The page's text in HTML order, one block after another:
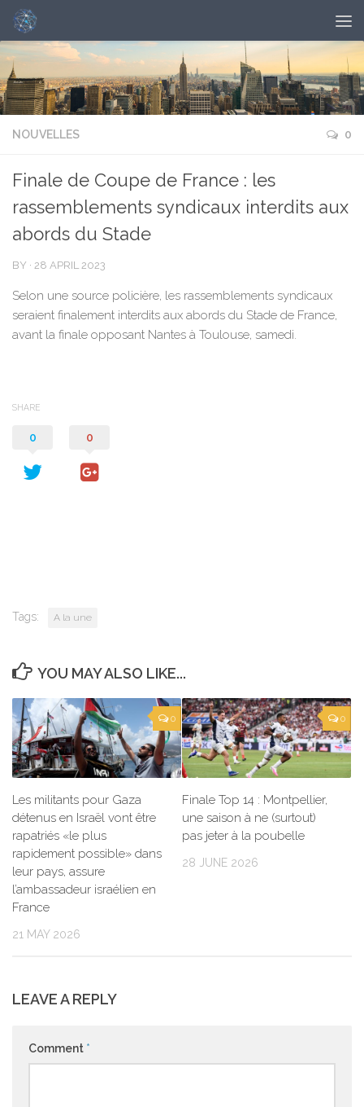
NOUVELLES 0
Finale de Coupe de France : les
rassemblements syndicaux interdits aux
abords du Stade
BY · 28 APRIL 2023
Selon une source policière, les rassemblements syndicaux
seraient finalement interdits aux abords du Stade de France,
avant la finale opposant Nantes à Toulouse, samedi.
SHARE
0 0
Tags: A la une
YOU MAY ALSO LIKE...
0
Les militants pour Gaza
détenus en Israël vont être
rapatriés «le plus
rapidement possible» dans
leur pays, assure
l’ambassadeur israélien en
France
21 MAY 2026
0
Finale Top 14 : Montpellier,
une saison à ne (surtout)
pas jeter à la poubelle
28 JUNE 2026
LEAVE A REPLY
Comment *